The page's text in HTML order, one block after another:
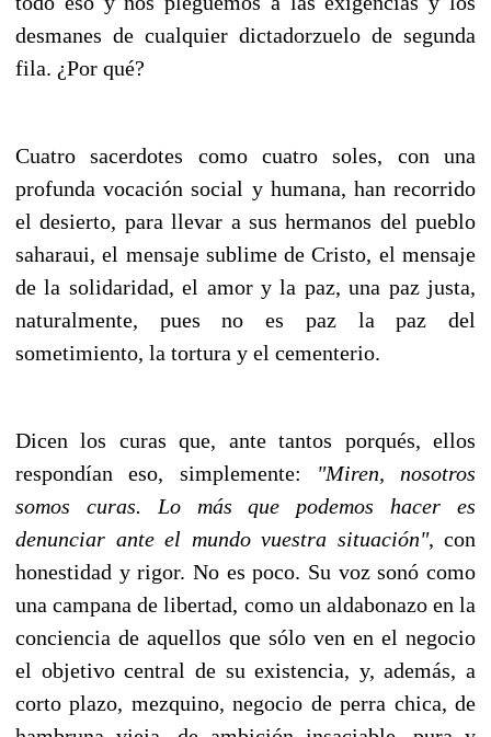
desmanes de cualquier dictadorzuelo de segunda
fila. ¿Por qué?
Cuatro sacerdotes como cuatro soles, con una
profunda vocación social y humana, han recorrido
el desierto, para llevar a sus hermanos del pueblo
saharaui, el mensaje sublime de Cristo, el mensaje
de la solidaridad, el amor y la paz, una paz justa,
naturalmente, pues no es paz la paz del
sometimiento, la tortura y el cementerio.
Dicen los curas que, ante tantos porqués, ellos
respondían eso, simplemente:
"Miren, nosotros
somos curas. Lo más que podemos hacer es
denunciar ante el mundo vuestra situación", con
honestidad y rigor. No es poco. Su voz sonó como
una campana de libertad, como un aldabonazo en la
conciencia de aquellos que sólo ven en el negocio
el objetivo central de su existencia, y, además, a
corto plazo, mezquino, negocio de perra chica, de